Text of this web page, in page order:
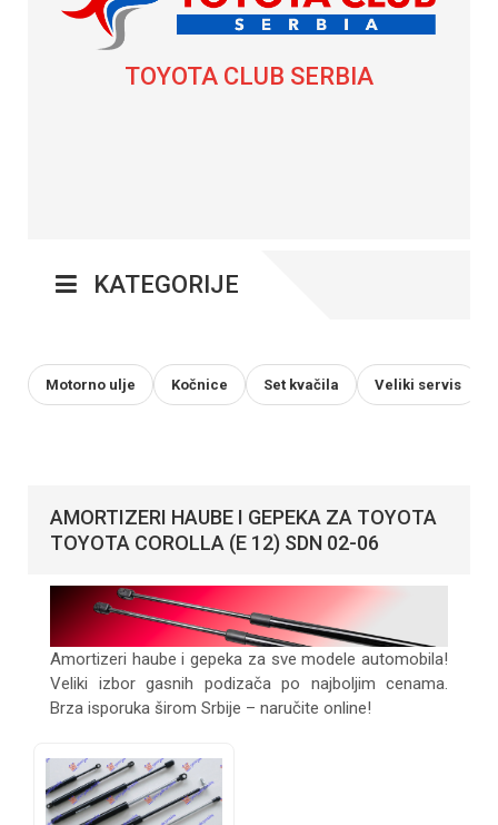
TOYOTA CLUB SERBIA
KATEGORIJE
Motorno ulje Kočnice Set kvačila Veliki servis
AMORTIZERI HAUBE I GEPEKA ZA TOYOTA
TOYOTA COROLLA (E 12) SDN 02-06
Amortizeri haube i gepeka za sve modele automobila!
Veliki izbor gasnih podizača po najboljim cenama.
Brza isporuka širom Srbije – naručite online!